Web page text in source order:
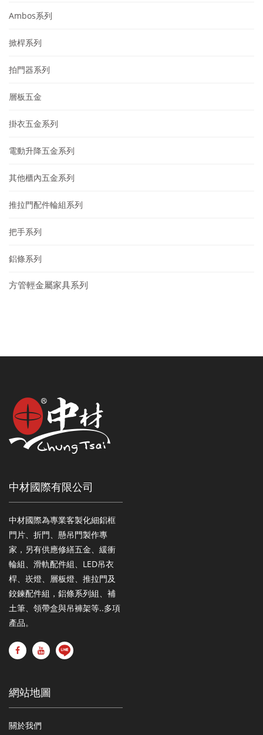
Ambos系列
掀桿系列
拍門器系列
層板五金
掛衣五金系列
電動升降五金系列
其他櫃內五金系列
推拉門配件輪組系列
把手系列
鋁條系列
方管輕金屬家具系列
中材國際有限公司
中材國際為專業客製化細鋁框
門片、折門、懸吊門製作專
家，另有供應修繕五金、緩衝
輪組、滑軌配件組、LED吊衣
桿、崁燈、層板燈、推拉門及
鉸鍊配件組，鋁條系列組、補
土筆、領帶盒與吊褲架等..多項
產品。
網站地圖
關於我們